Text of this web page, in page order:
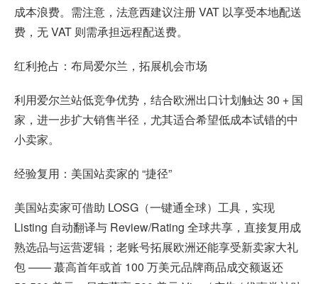
成本浪费。需注意，法意西建议注册 VAT 以享受本地配送
费，无 VAT 则需承担远程配送费。
红利抢占：布局爱尔兰，拓展机会市场
利用爱尔兰站低竞争优势，结合欧洲出口计划触达 30 + 国
家，进一步扩大销售半径，尤其适合希望低成本试错的中
小卖家。
经验复用：美国站卖家的 “捷径”
美国站卖家可借助 LOSG（一键通全球）工具，实现
Listing 自动翻译与 Review/Rating 全球共享，直接复用成
熟选品与运营逻辑；老账号拓展欧洲还能享受新卖家大礼
包 —— 蕞高首年或首 100 万美元品牌商品成交额返还